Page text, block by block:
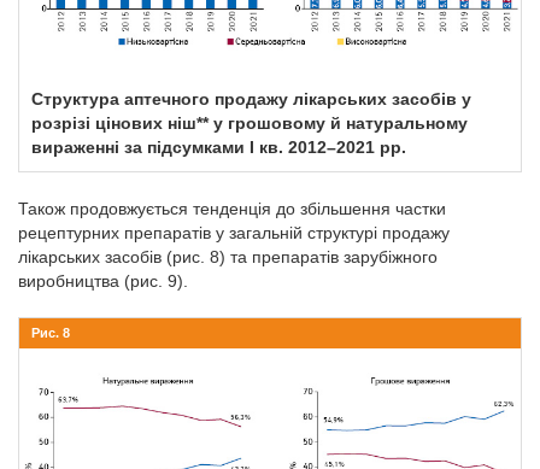
Структура аптечного продажу лікарських засобів у
розрізі цінових ніш** у грошовому й натуральному
вираженні за підсумками І кв. 2012–2021 рр.
Також продовжується тенденція до збільшення частки
рецептурних препаратів у загальній структурі продажу
лікарських засобів (рис. 8) та препаратів зарубіжного
виробництва (рис. 9).
Рис. 8